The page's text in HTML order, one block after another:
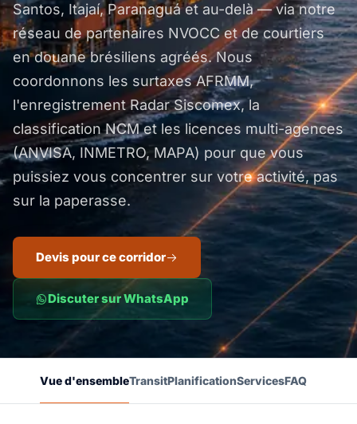
Santos, Itajaí, Paranaguá et au-delà — via notre
réseau de partenaires NVOCC et de courtiers
en douane brésiliens agréés. Nous
coordonnons les surtaxes AFRMM,
l'enregistrement Radar Siscomex, la
classification NCM et les licences multi-agences
(ANVISA, INMETRO, MAPA) pour que vous
puissiez vous concentrer sur votre activité, pas
sur la paperasse.
Devis pour ce corridor
Discuter sur WhatsApp
Vue d'ensembleTransitPlanificationServicesFAQ